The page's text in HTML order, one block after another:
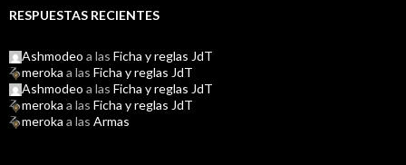
RESPUESTAS RECIENTES
Ashmodeo a las Ficha y reglas JdT
meroka a las Ficha y reglas JdT
Ashmodeo a las Ficha y reglas JdT
meroka a las Ficha y reglas JdT
meroka a las Armas